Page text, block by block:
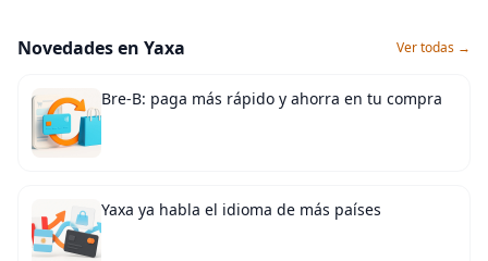
Novedades en Yaxa Ver todas →
Bre-B: paga más rápido y ahorra en tu compra
Yaxa ya habla el idioma de más países